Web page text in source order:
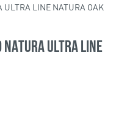
LINE NATURA OAK
ULTRA LINE